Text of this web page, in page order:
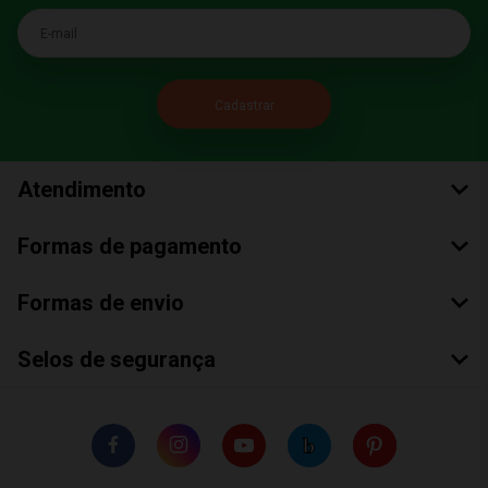
E-mail
Atendimento
Formas de pagamento
Formas de envio
Selos de segurança